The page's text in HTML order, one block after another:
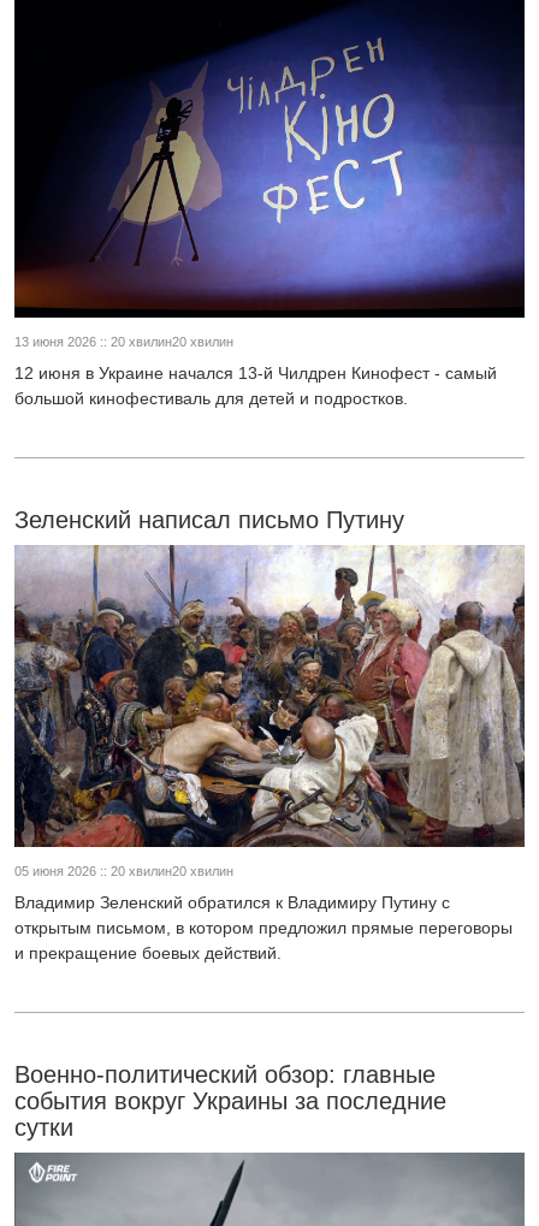
13 июня 2026 :: 20 хвилин20 хвилин
12 июня в Украине начался 13-й Чилдрен Кинофест - самый
большой кинофестиваль для детей и подростков.
Зеленский написал письмо Путину
05 июня 2026 :: 20 хвилин20 хвилин
Владимир Зеленский обратился к Владимиру Путину с
открытым письмом, в котором предложил прямые переговоры
и прекращение боевых действий.
Военно-политический обзор: главные
события вокруг Украины за последние
сутки